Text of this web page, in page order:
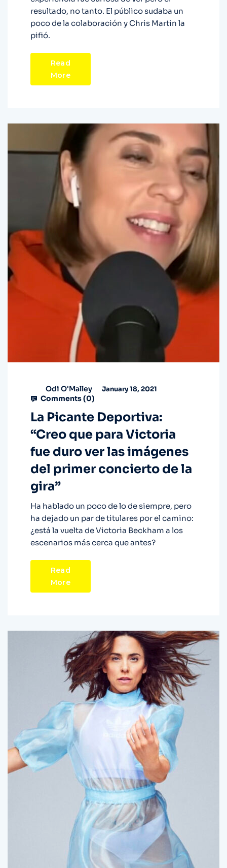
resultado, no tanto. El público sudaba un
poco de la colaboración y Chris Martin la
pifió.
Read
More
Odi O'Malley January 18, 2021
Comments (0)
La Picante Deportiva:
“Creo que para Victoria
fue duro ver las imágenes
del primer concierto de la
gira”
Ha hablado un poco de lo de siempre, pero
ha dejado un par de titulares por el camino:
¿está la vuelta de Victoria Beckham a los
escenarios más cerca que antes?
Read
More